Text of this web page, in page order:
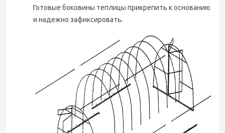
Готовые боковины теплицы прикрепить к основанию
и надежно зафиксировать.